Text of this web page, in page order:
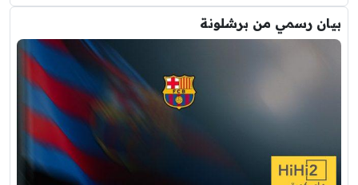
بيان رسمي من برشلونة